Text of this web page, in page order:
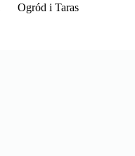
Ogród i Taras